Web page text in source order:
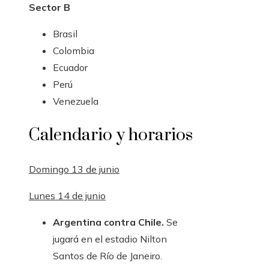
Sector B
Brasil
Colombia
Ecuador
Perú
Venezuela
Calendario y horarios
Domingo 13 de junio
Lunes 14 de junio
Argentina contra Chile. Se
jugará en el estadio Nilton
Santos de Río de Janeiro.